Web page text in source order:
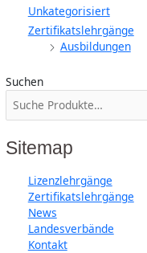
Unkategorisiert
Zertifikatslehrgänge
Ausbildungen
Suchen
Sitemap
Lizenzlehrgänge
Zertifikatslehrgänge
News
Landesverbände
Kontakt